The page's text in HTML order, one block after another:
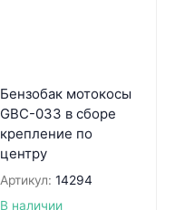
Бензобак мотокосы
GBC-033 в сборе
крепление по
центру
Артикул: 14294
В наличии